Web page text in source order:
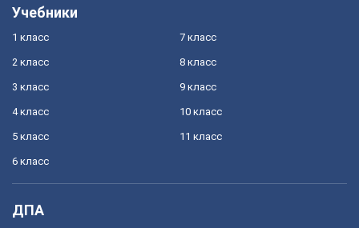
Учебники
1 класс
2 класс
3 класс
4 класс
5 класс
6 класс
7 класс
8 класс
9 класс
10 класс
11 класс
ДПА